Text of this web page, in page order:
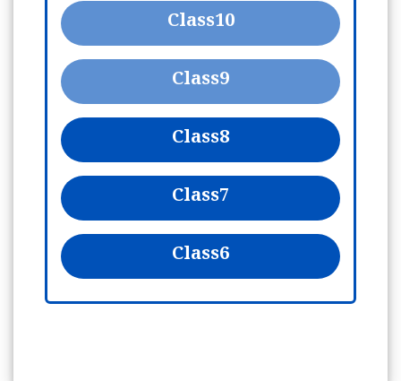
Class10
Class9
Class8
Class7
Class6